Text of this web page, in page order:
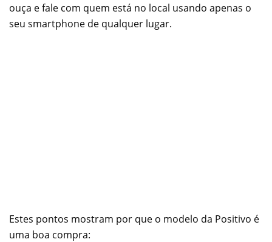
ouça e fale com quem está no local usando apenas o
seu smartphone de qualquer lugar.
Estes pontos mostram por que o modelo da Positivo é
uma boa compra: